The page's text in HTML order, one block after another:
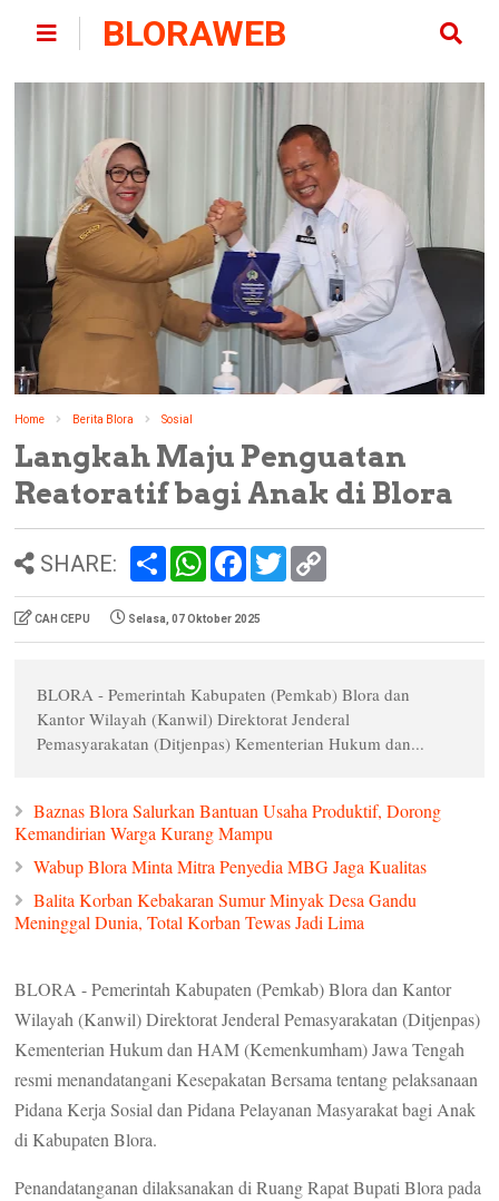
BLORAWEB
Home Berita Blora Sosial
Langkah Maju Penguatan
Reatoratif bagi Anak di Blora
SHARE:
e
W
s
A
b
o
w
e
i
CAH CEPU Selasa, 07 Oktober 2025
BLORA - Pemerintah Kabupaten (Pemkab) Blora dan
Kantor Wilayah (Kanwil) Direktorat Jenderal
Pemasyarakatan (Ditjenpas) Kementerian Hukum dan...
Baznas Blora Salurkan Bantuan Usaha Produktif, Dorong
Kemandirian Warga Kurang Mampu
Wabup Blora Minta Mitra Penyedia MBG Jaga Kualitas
Balita Korban Kebakaran Sumur Minyak Desa Gandu
Meninggal Dunia, Total Korban Tewas Jadi Lima
BLORA - Pemerintah Kabupaten (Pemkab) Blora dan Kantor
Wilayah (Kanwil) Direktorat Jenderal Pemasyarakatan (Ditjenpas)
Kementerian Hukum dan HAM (Kemenkumham) Jawa Tengah
resmi menandatangani Kesepakatan Bersama tentang pelaksanaan
Pidana Kerja Sosial dan Pidana Pelayanan Masyarakat bagi Anak
di Kabupaten Blora.
Penandatanganan dilaksanakan di Ruang Rapat Bupati Blora pada